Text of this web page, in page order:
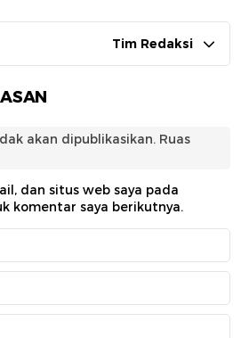
Tim Redaksi
akan dipublikasikan. Ruas
dan situs web saya pada
komentar saya berikutnya.